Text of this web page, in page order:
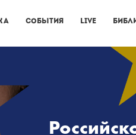
События Live